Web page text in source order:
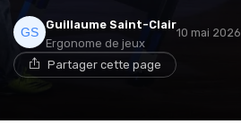
Guillaume Saint-Clair
Ergonome de jeux
10 mai 2026
Partager cette page